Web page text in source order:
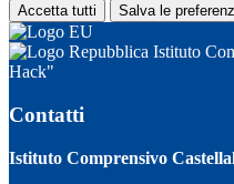
Accetta tutti Salva le
Istituto
Hack"
Contatti
Istituto Comprensivo